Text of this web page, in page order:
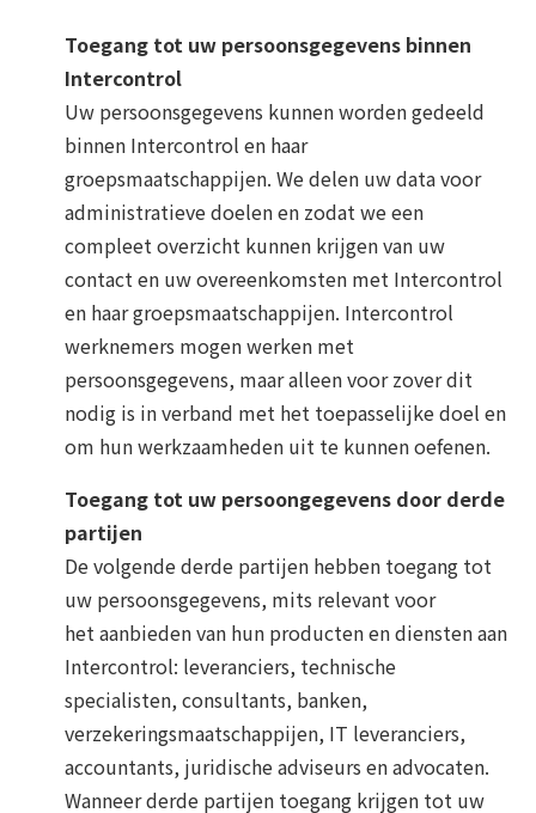
Toegang tot uw persoonsgegevens binnen
Intercontrol
Uw persoonsgegevens kunnen worden gedeeld
binnen Intercontrol en haar
groepsmaatschappijen. We delen uw data voor
administratieve doelen en zodat we een
compleet overzicht kunnen krijgen van uw
contact en uw overeenkomsten met Intercontrol
en haar groepsmaatschappijen. Intercontrol
werknemers mogen werken met
persoonsgegevens, maar alleen voor zover dit
nodig is in verband met het toepasselijke doel en
om hun werkzaamheden uit te kunnen oefenen.
Toegang tot uw persoongegevens door derde
partijen
De volgende derde partijen hebben toegang tot
uw persoonsgegevens, mits relevant voor
het aanbieden van hun producten en diensten aan
Intercontrol: leveranciers, technische
specialisten, consultants, banken,
verzekeringsmaatschappijen, IT leveranciers,
accountants, juridische adviseurs en advocaten.
Wanneer derde partijen toegang krijgen tot uw